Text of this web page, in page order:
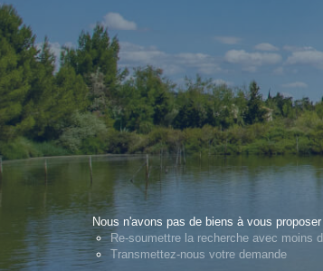
Nous n'avons pas de biens à vous
Re-soumettre la recherche avec moins
Transmettez-nous votre demande